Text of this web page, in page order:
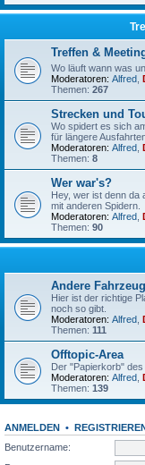
Treffen &
Wo läuft wann was
Moderatoren: Alfred
Themen: 267
Strecken und
Wo spidert es sich
für längere
Moderatoren: Alfred
Themen: 8
Wer war's?
Hey, wer ist denn da
mit anderen Spidern.
Moderatoren: Alfred
Themen: 90
Andere
Hier ist der richtige
noch so gibt.
Moderatoren: Alfred
Themen: 111
Offtopic-Area
Der "Papierkorb"
Moderatoren: Alfred
Themen: 139
ANMELDEN •
Benutzername: